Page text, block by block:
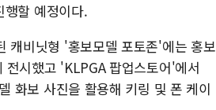
할 예정이다.
캐비닛형 '홍보모델 포토존'에는 홍보
시했고 'KLPGA 팝업스토어'에서
화보 사진을 활용해 키링 및 폰 케이